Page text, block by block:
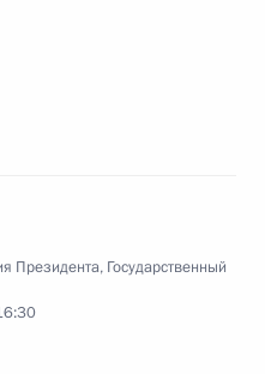
Президента, Государственный